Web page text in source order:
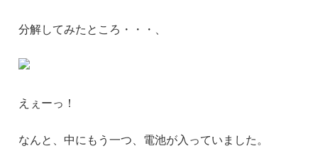
分解してみたところ・・・、
えぇーっ！
なんと、中にもう一つ、電池が入っていました。